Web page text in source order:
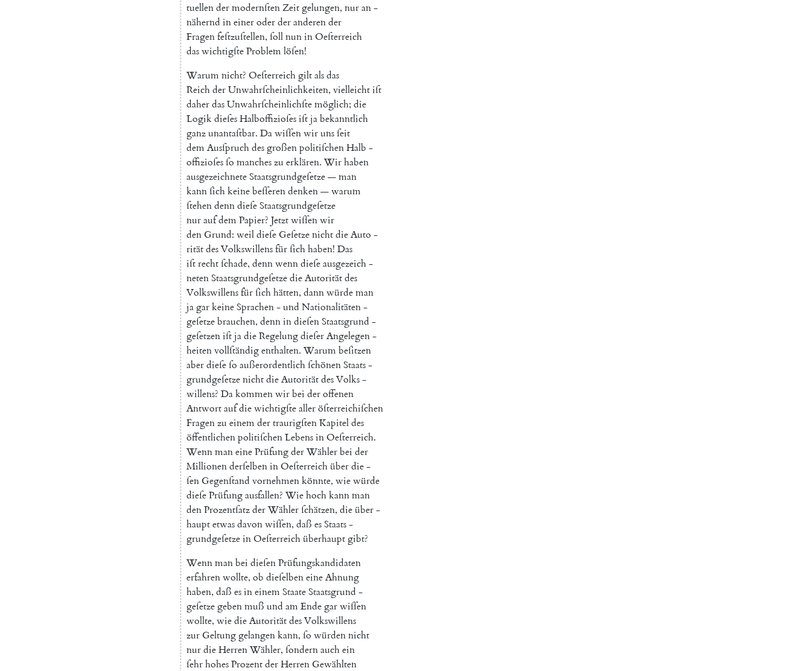
tuellendermodernſtenZeitgelungen, nuran-
nähernd ineineroderderanderender
Fragenfeſtzuſtellen, ſollnuninOeſterreich
daswichtigſteProblemlöſen!
Warumnicht? Oeſterreichgiltalsdas
ReichderUnwahrſcheinlichkeiten, vielleichtiſt
daherdasUnwahrſcheinlichſtemöglich; die
LogikdieſesHalboffizioſesiſtjabekanntlich
ganzunantaſtbar. Dawiſſenwirunsſeit
demAusſpruchdesgroßenpolitiſchenHalb -
offizioſesſo mancheszu erklären. Wirhaben
ausgezeichneteStaatsgrundgeſetze—man
kannſichkeinebeſſerendenken—warum
ſtehendenndieſeStaatsgrundgeſetze
nuraufdemPapier? Jetztwiſſenwir
den Grund: weildieſe GeſetzenichtdieAuto -
ritätdesVolkswillensfürſichhaben! Das
iſtrechtſchade, dennwenndieſeausgezeich-
netenStaatsgrundgeſetzedieAutoritätdes
Volkswillensfürſichhätten, dannwürdeman
jagarkeineSprachen-und Nationalitäten-
geſetzebrauchen, dennindieſenStaatsgrund -
geſetzeniſtjadieRegelungdieſerAngelegen-
heitenvollſtändigenthalten. Warumbeſitzen
aberdieſeſo außerordentlichſchönenStaats-
grundgeſetzenichtdieAutoritätdesVolks-
willens? Dakommenwirbei deroffenen
Antwortaufdiewichtigſtealleröſterreichiſchen
Fragenzu einemdertraurigſtenKapiteldes
öffentlichenpolitiſchenLebensinOeſterreich.
WennmaneinePrüfungderWählerbei der
MillionenderſelbeninOeſterreichüberdie-
ſen Gegenſtand vornehmenkönnte, wiewürde
dieſePrüfungausfallen? Wiehochkannman
denProzentſatzderWählerſchätzen, dieüber-
hauptetwasdavonwiſſen, daß esStaats-
grundgeſetzeinOeſterreichüberhauptgibt?
Wennmanbei dieſenPrüfungskandidaten
erfahrenwollte, ob dieſelbeneineAhnung
haben, daß esineinemStaateStaatsgrund -
geſetzegebenmuß und amEndegarwiſſen
wollte, wiedieAutoritätdesVolkswillens
zur Geltunggelangenkann, ſo würdennicht
nurdieHerrenWähler, ſondernauchein
ſehrhohesProzentderHerren Gewählten